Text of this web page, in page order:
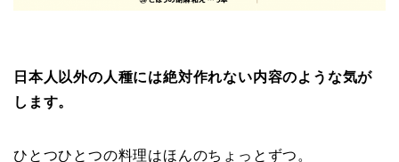
日本人以外の人種には絶対作れない内容のような気が
します。
ひとつひとつの料理はほんのちょっとずつ。